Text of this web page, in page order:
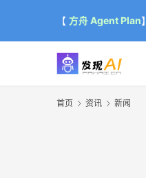
【 方舟 Agent Plan
首页 资讯 新闻